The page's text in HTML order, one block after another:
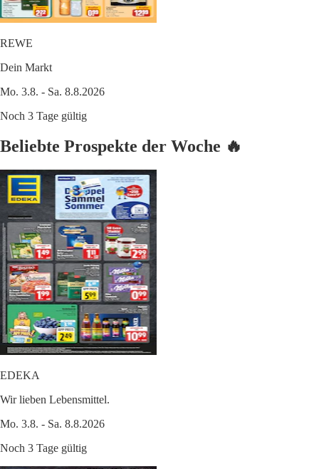
REWE
Dein Markt
Mo. 3.8. - Sa. 8.8.2026
Noch 3 Tage gültig
Beliebte Prospekte der Woche 🔥
EDEKA
Wir lieben Lebensmittel.
Mo. 3.8. - Sa. 8.8.2026
Noch 3 Tage gültig